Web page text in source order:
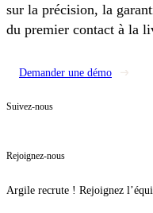
sur la précision, la
du premier contact à la
Demander une démo
Suivez-nous
Rejoignez-nous
Argile recrute ! Rejoignez